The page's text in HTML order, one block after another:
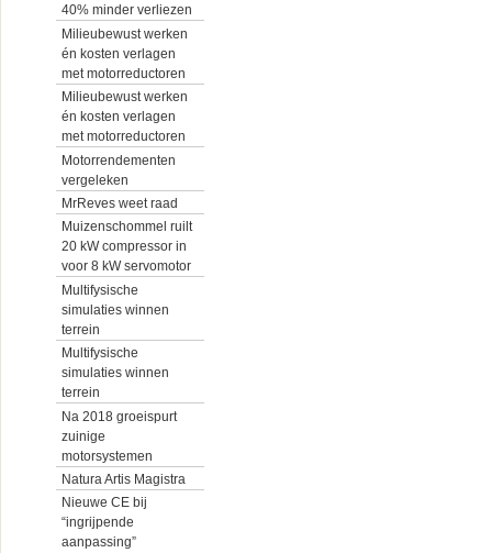
40% minder verliezen
Milieubewust werken
én kosten verlagen
met motorreductoren
Milieubewust werken
én kosten verlagen
met motorreductoren
Motorrendementen
vergeleken
MrReves weet raad
Muizenschommel ruilt
20 kW compressor in
voor 8 kW servomotor
Multifysische
simulaties winnen
terrein
Multifysische
simulaties winnen
terrein
Na 2018 groeispurt
zuinige
motorsystemen
Natura Artis Magistra
Nieuwe CE bij
“ingrijpende
aanpassing”